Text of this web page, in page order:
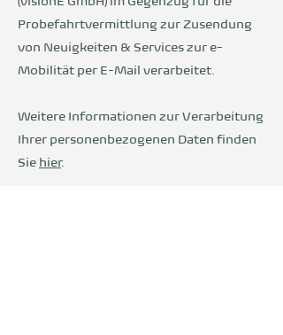
Probefahrtvermittlung zur Zusendung
von Neuigkeiten & Services zur e-
Mobilität per E-Mail verarbeitet.
Weitere Informationen zur Verarbeitung
Ihrer personenbezogenen Daten finden
Sie hier.